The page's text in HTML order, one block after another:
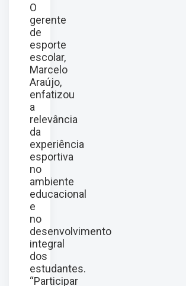
O
gerente
de
esporte
escolar,
Marcelo
Araújo,
enfatizou
a
relevância
da
experiência
esportiva
no
ambiente
educacional
e
no
desenvolvimento
integral
dos
estudantes.
“Participar